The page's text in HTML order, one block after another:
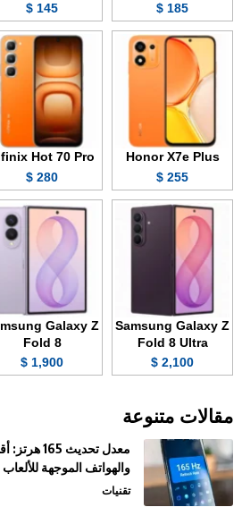
185 $
145 $
Honor X7e Plus
255 $
Hot 70 Pro
280 $
Samsung Galaxy Z
Fold 8 Ultra
2,100 $
Galaxy Z
Fold 8
1,900 $
مقالات متنوعة
معدل
والهواتف الموجهة للألعاب
تقنيات